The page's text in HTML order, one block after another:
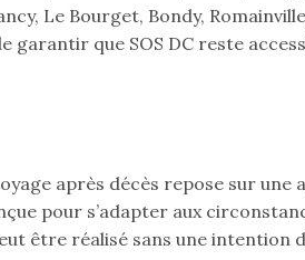
Le Bourget, Bondy,
que SOS DC reste
après décès repose sur une
pour s’adapter aux
être réalisé sans une intention